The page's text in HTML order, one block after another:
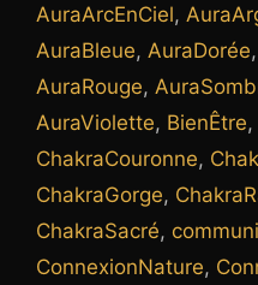
AuraArcEnCiel,
AuraBleue, AuraDorée,
AuraRouge,
AuraViolette, BienÊtre,
ChakraCouronne,
ChakraGorge,
ChakraSacré,
ConnexionNature,